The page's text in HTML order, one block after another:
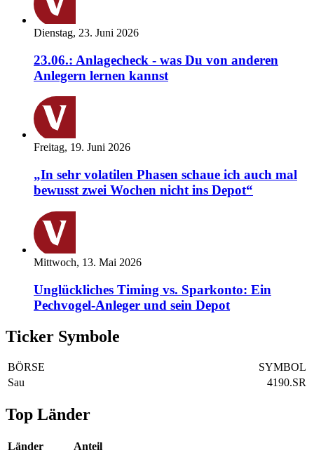
Dienstag, 23. Juni 2026
23.06.: Anlagecheck - was Du von anderen
Anlegern lernen kannst
Freitag, 19. Juni 2026
„In sehr volatilen Phasen schaue ich auch mal
bewusst zwei Wochen nicht ins Depot“
Mittwoch, 13. Mai 2026
Unglückliches Timing vs. Sparkonto: Ein
Pechvogel-Anleger und sein Depot
Ticker Symbole
BÖRSE
SYMBOL
Sau
4190.SR
Top Länder
Länder Anteil